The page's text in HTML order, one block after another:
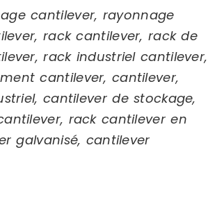
cantilever, rayonnage
rack cantilever, rack de
rack industriel cantilever,
cantilever, cantilever,
cantilever de stockage,
rack cantilever en
galvanisé, cantilever